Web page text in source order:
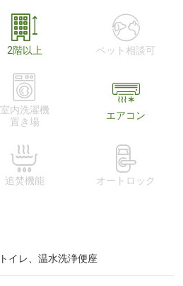
2階以上 ペット相談可
室内洗濯機
置き場
エアコン
追焚機能 オートロック
トイレ、温水洗浄便座